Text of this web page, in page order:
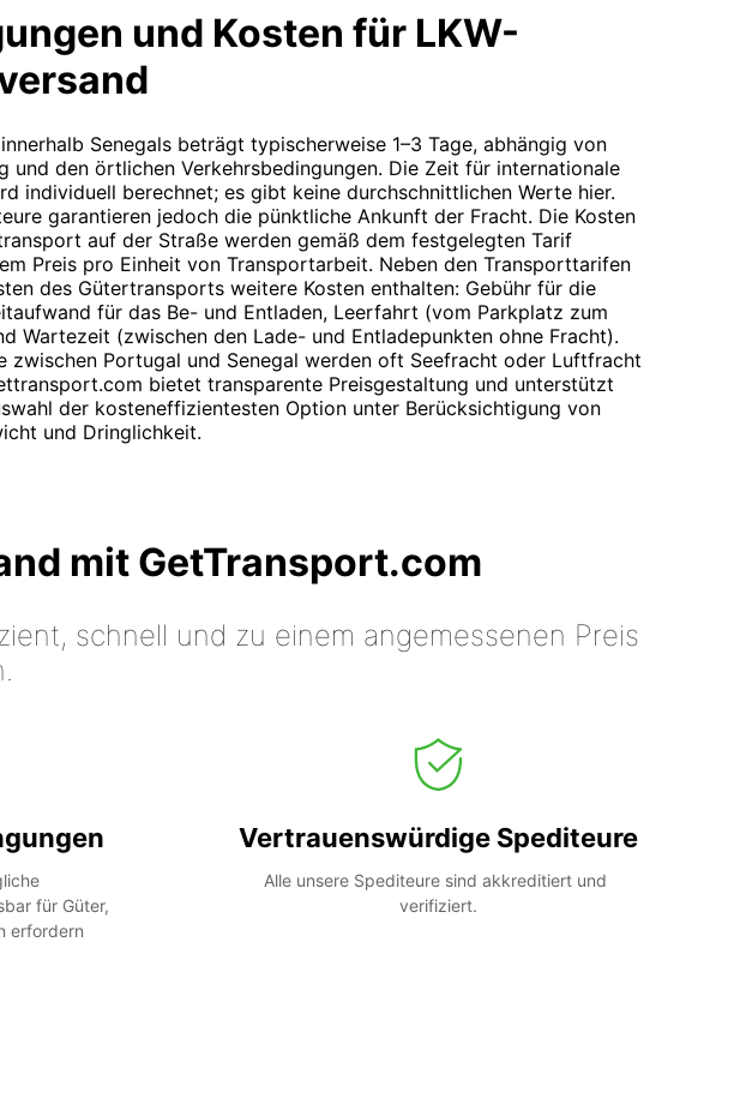
und Kosten für LKW-
Senegals beträgt typischerweise 1–3 Tage, abhängig von
und den örtlichen Verkehrsbedingungen. Die Zeit für internationale
individuell berechnet; es gibt keine durchschnittlichen Werte hier.
garantieren jedoch die pünktliche Ankunft der Fracht. Die Kosten
auf der Straße werden gemäß dem festgelegten Tarif
Preis pro Einheit von Transportarbeit. Neben den Transporttarifen
des Gütertransports weitere Kosten enthalten: Gebühr für die
für das Be- und Entladen, Leerfahrt (vom Parkplatz zum
Wartezeit (zwischen den Lade- und Entladepunkten ohne Fracht).
zwischen Portugal und Senegal werden oft Seefracht oder Luftfracht
bietet transparente Preisgestaltung und unterstützt
der kosteneffizientesten Option unter Berücksichtigung von
und Dringlichkeit.
mit GetTransport.com
schnell und zu einem angemessenen Preis
für Güter,
erfordern
Vertrauenswürdige Spediteure
Alle unsere Spediteure sind akkreditiert und
verifiziert.